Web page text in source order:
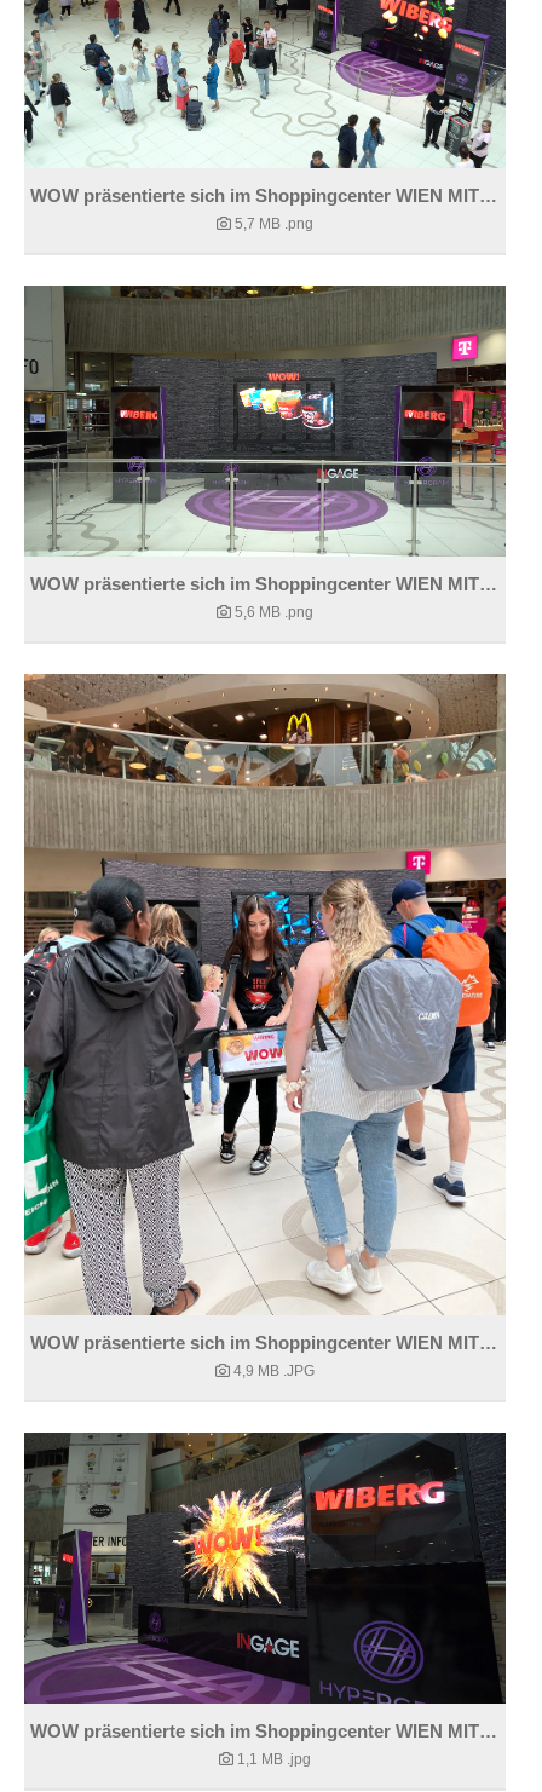
WOW präsentierte sich im Shoppingcenter WIEN MITTE.
5,7 MB .png
WOW präsentierte sich im Shoppingcenter WIEN MITTE.
5,6 MB .png
WOW präsentierte sich im Shoppingcenter WIEN MITTE.
4,9 MB .JPG
WOW präsentierte sich im Shoppingcenter WIEN MITTE.
1,1 MB .jpg